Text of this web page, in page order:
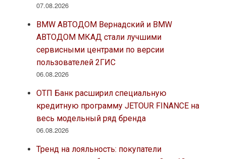
07.08.2026
BMW АВТОДОМ Вернадский и BMW
АВТОДОМ МКАД стали лучшими
сервисными центрами по версии
пользователей 2ГИС
06.08.2026
ОТП Банк расширил специальную
кредитную программу JETOUR FINANCE на
весь модельный ряд бренда
06.08.2026
Тренд на лояльность: покупатели